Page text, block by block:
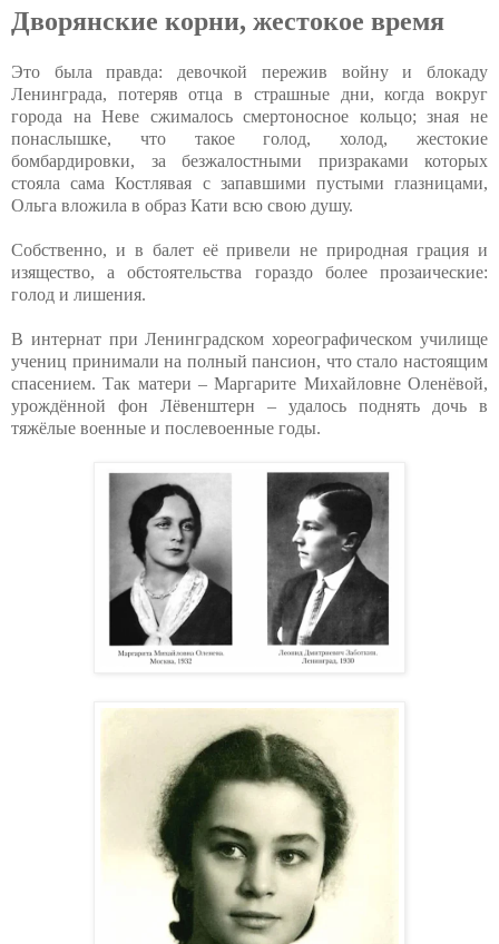
Дворянские корни, жестокое время
Это была правда: девочкой пережив войну и блокаду
Ленинграда, потеряв отца в страшные дни, когда вокруг
города на Неве сжималось смертоносное кольцо; зная не
понаслышке, что такое голод, холод, жестокие
бомбардировки, за безжалостными призраками которых
стояла сама Костлявая с запавшими пустыми глазницами,
Ольга вложила в образ Кати всю свою душу.
Собственно, и в балет её привели не природная грация и
изящество, а обстоятельства гораздо более прозаические:
голод и лишения.
В интернат при Ленинградском хореографическом училище
учениц принимали на полный пансион, что стало настоящим
спасением. Так матери – Маргарите Михайловне Оленёвой,
урождённой фон Лёвенштерн – удалось поднять дочь в
тяжёлые военные и послевоенные годы.